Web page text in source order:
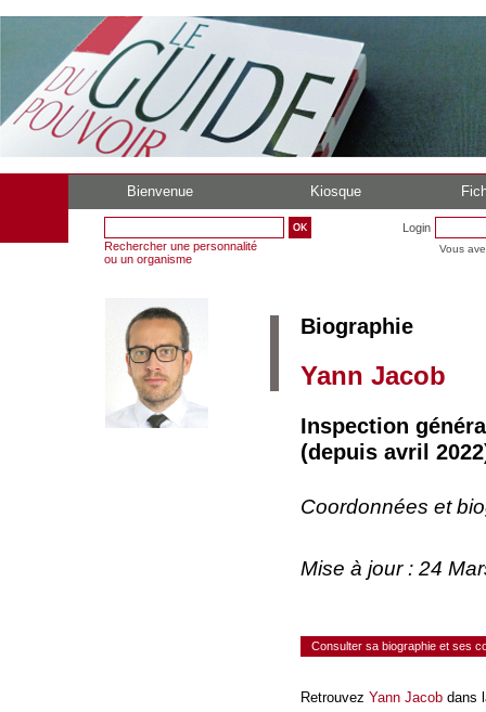
Bienvenue Kiosque
Rechercher une personnalité
ou un organisme
Login
Vous
Biographie
Yann Jacob
Inspection
(depuis avril
Coordonnées et
Mise à jour : 24
Consulter sa biographie et ses
Retrouvez Yann Jacob dans